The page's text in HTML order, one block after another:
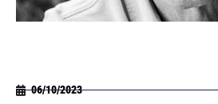
06/10/2023